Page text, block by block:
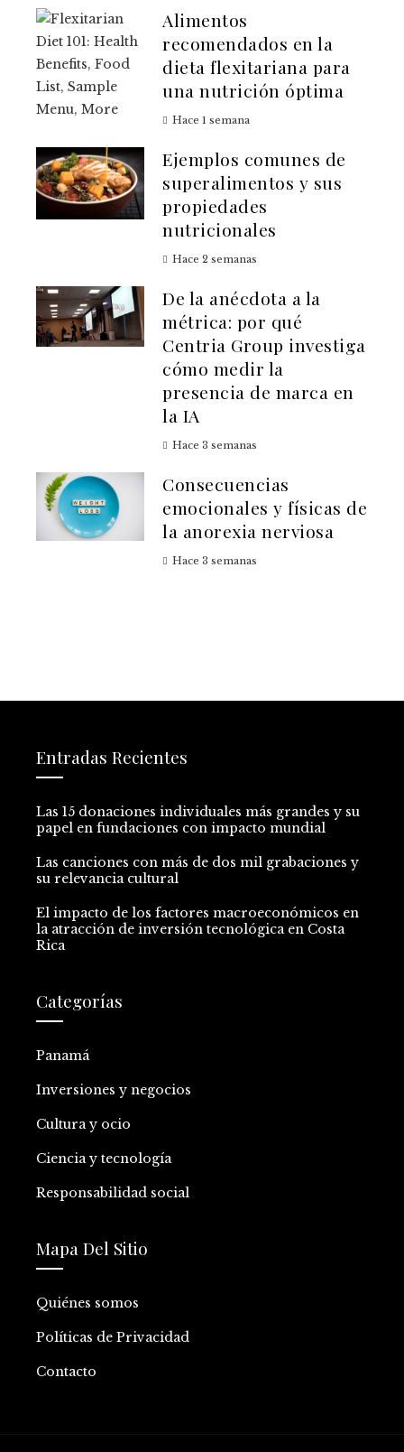
Alimentos
recomendados en la
dieta flexitariana para
una nutrición óptima
Hace 1 semana
Ejemplos comunes de
superalimentos y sus
propiedades
nutricionales
Hace 2 semanas
De la anécdota a la
métrica: por qué
Centria Group investiga
cómo medir la
presencia de marca en
la IA
Hace 3 semanas
Consecuencias
emocionales y físicas de
la anorexia nerviosa
Hace 3 semanas
Entradas Recientes
Las 15 donaciones individuales más grandes y su
papel en fundaciones con impacto mundial
Las canciones con más de dos mil grabaciones y
su relevancia cultural
El impacto de los factores macroeconómicos en
la atracción de inversión tecnológica en Costa
Rica
Categorías
Panamá
Inversiones y negocios
Cultura y ocio
Ciencia y tecnología
Responsabilidad social
Mapa Del Sitio
Quiénes somos
Políticas de Privacidad
Contacto